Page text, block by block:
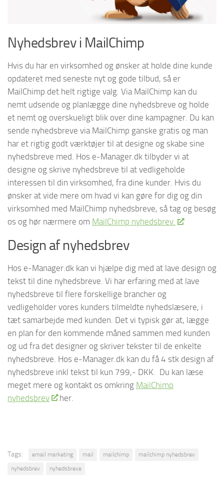
Nyhedsbrev i MailChimp
Hvis du har en virksomhed og ønsker at holde dine kunde
opdateret med seneste nyt og gode tilbud, så er
MailChimp det helt rigtige valg. Via MailChimp kan du
nemt udsende og planlægge dine nyhedsbreve og holde
et nemt og overskueligt blik over dine kampagner. Du kan
sende nyhedsbreve via MailChimp ganske gratis og man
har et rigtig godt værktøjer til at designe og skabe sine
nyhedsbreve med. Hos e-Manager.dk tilbyder vi at
designe og skrive nyhedsbreve til at vedligeholde
interessen til din virksomhed, fra dine kunder. Hvis du
ønsker at vide mere om hvad vi kan gøre for dig og din
virksomhed med MailChimp nyhedsbreve, så tag og besøg
os og hør nærmere om MailChimp nyhedsbrev.
Design af nyhedsbrev
Hos e-Manager.dk kan vi hjælpe dig med at lave design og
tekst til dine nyhedsbreve. Vi har erfaring med at lave
nyhedsbreve til flere forskellige brancher og
vedligeholder vores kunders tilmeldte nyhedslæsere, i
tæt samarbejde med kunden. Det vi typisk gør at, lægge
en plan for den kommende måned sammen med kunden
og ud fra det designer og skriver tekster til de enkelte
nyhedsbreve. Hos e-Manager.dk kan du få 4 stk design af
nyhedsbreve inkl tekst til kun 799,- DKK. Du kan læse
meget mere og kontakt os omkring MailChimp
nyhedsbrev
her.
Tags: email marketing mail mailchimp
mailchimp nyhedsbrev
nyhedsbrev
nyhedsbreve